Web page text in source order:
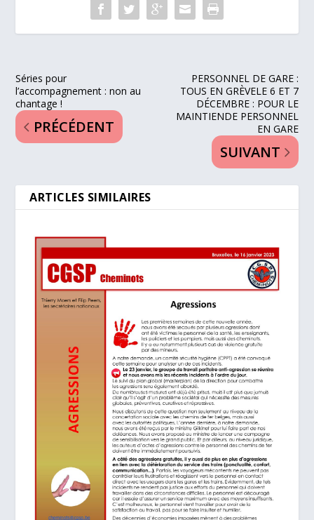
Séries pour
l’accompagnement : non au
chantage !
PRÉCÉDENT
PERSONNEL DE GARE :
TOUS EN GRÈVELE 6 ET 7
DÉCEMBRE : POUR LE
MAINTIENDE PERSONNEL
EN GARE
SUIVANT
ARTICLES SIMILAIRES